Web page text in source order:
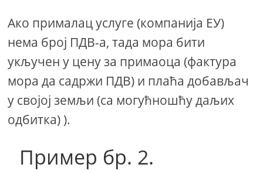
Ако прималац услуге (компанија ЕУ)
нема број ПДВ-а, тада мора бити
укључен у цену за примаоца (фактура
мора да садржи ПДВ) и плаћа добављач
у својој земљи (са могућношћу даљих
одбитка) ).
Пример бр. 2.